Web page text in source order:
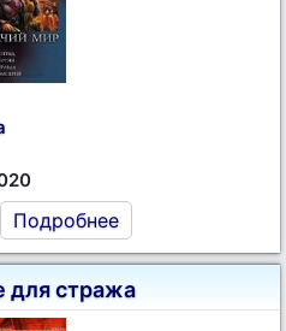
Подробнее
для стража